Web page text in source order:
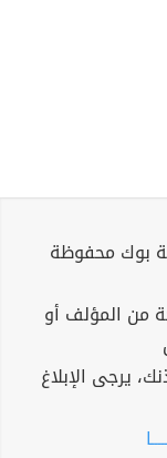
بوك محفوظة
من المؤلف أو
يرجى الإبلاغ